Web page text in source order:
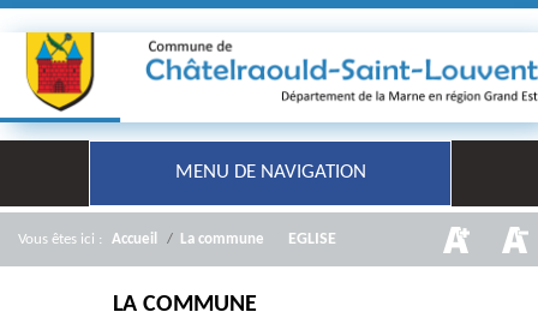
MENU DE NAVIGATION
Vous êtes ici : Accueil / La commune EGLISE
LA COMMUNE